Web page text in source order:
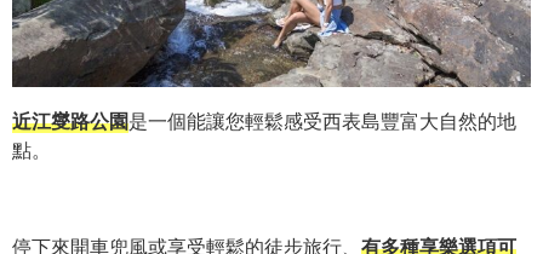
近江燮路公園是一個能讓您輕鬆感受西表島豐富大自然的地
點。
停下來開車兜風或享受輕鬆的徒步旅行、 有多種享樂選項可